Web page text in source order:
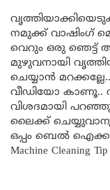
നമുക്ക് വാഷിംഗ്
വെറും ഒരു ഞെട്ട്
മുഴുവനായി
ചെയ്യാൻ
വീഡിയോ കാണൂ..
വിശദമായി
ലൈക്ക്
ഒപ്പം ബെൽ
Machine Cleaning